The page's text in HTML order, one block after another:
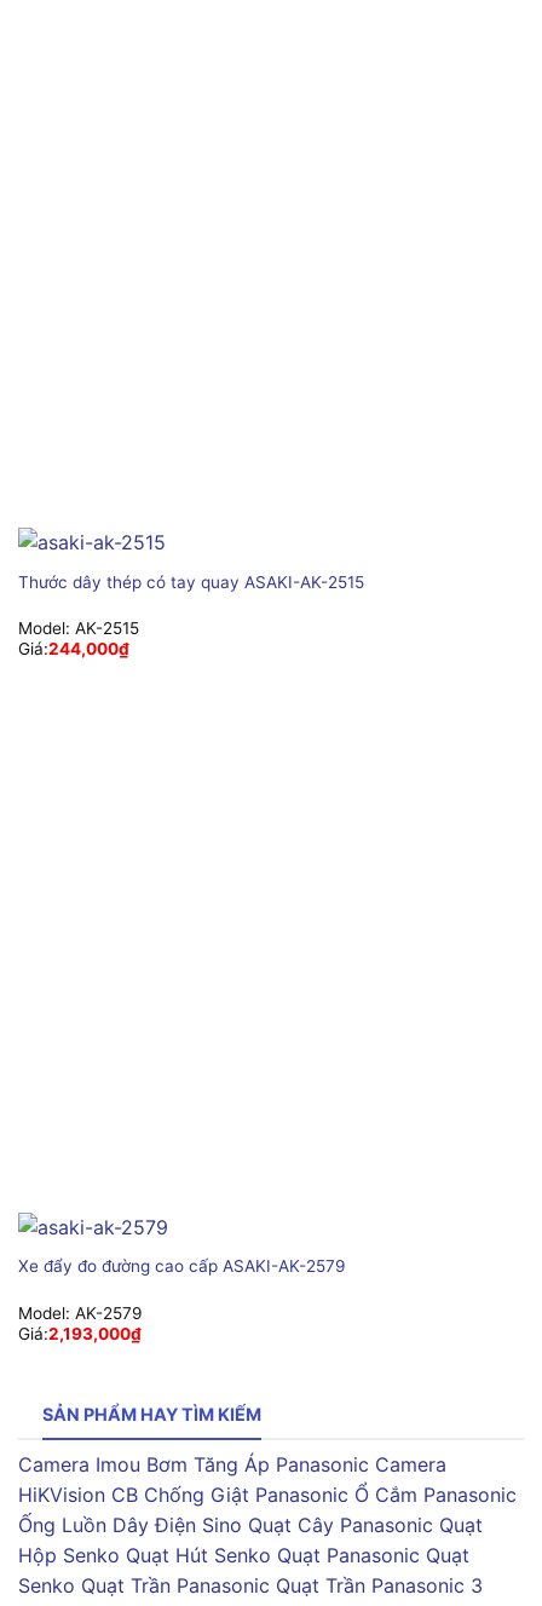
Thước dây thép có tay quay ASAKI-AK-2515
Model: AK-2515
Giá:244,000₫
Xe đẩy đo đường cao cấp ASAKI-AK-2579
Model: AK-2579
Giá:2,193,000₫
SẢN PHẨM HAY TÌM KIẾM
Camera Imou Bơm Tăng Áp Panasonic Camera
HiKVision CB Chống Giật Panasonic Ổ Cắm Panasonic
Ống Luồn Dây Điện Sino Quạt Cây Panasonic Quạt
Hộp Senko Quạt Hút Senko Quạt Panasonic Quạt
Senko Quạt Trần Panasonic Quạt Trần Panasonic 3